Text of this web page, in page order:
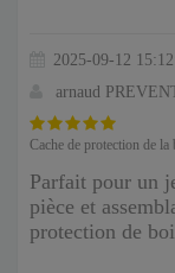
2025-09-12
arnaud
Cache de protection de
Parfait pour un
pièce et
protection de